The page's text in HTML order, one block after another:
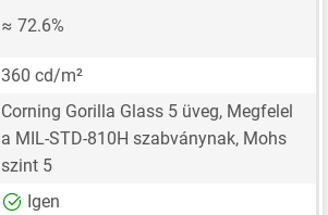
≈ 72.6%
360 cd/m²
Corning Gorilla Glass 5 üveg, Megfelel
a MIL-STD-810H szabványnak, Mohs
szint 5
Igen